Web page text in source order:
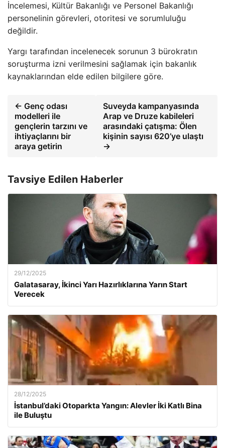
İncelemesi, Kültür Bakanlığı ve Personel Bakanlığı
personelinin görevleri, otoritesi ve sorumluluğu
değildir.
Yargı tarafından incelenecek sorunun 3 bürokratın
soruşturma izni verilmesini sağlamak için bakanlık
kaynaklarından elde edilen bilgilere göre.
← Genç odası
modelleri ile
gençlerin tarzını ve
ihtiyaçlarını bir
araya getirin
Suveyda kampanyasında
Arap ve Druze kabileleri
arasındaki çatışma: Ölen
kişinin sayısı 620’ye ulaştı
→
Tavsiye Edilen Haberler
29/12/2025
Galatasaray, İkinci Yarı Hazırlıklarına Yarın Start
Verecek
28/12/2025
İstanbul’daki Otoparkta Yangın: Alevler İki Katlı Bina
ile Buluştu